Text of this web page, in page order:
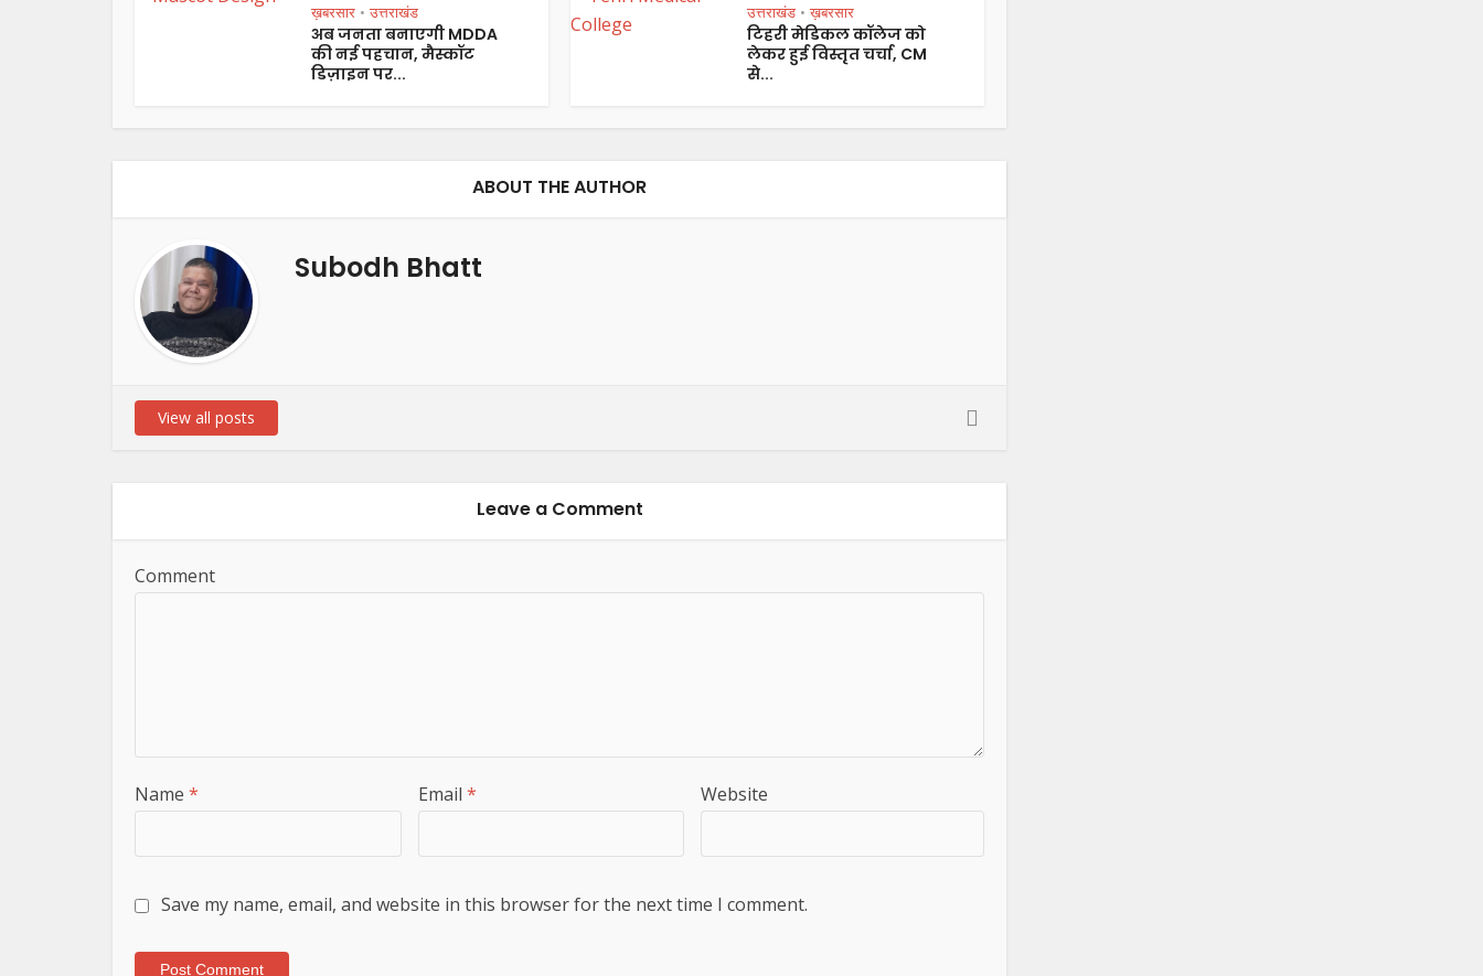
ख़बरसार • उत्तराखंड
अब जनता बनाएगी MDDA
की नई पहचान, मैस्कॉट
डिज़ाइन पर...
उत्तराखंड • ख़बरसार
टिहरी मेडिकल कॉलेज को
लेकर हुई विस्तृत चर्चा, CM
से...
ABOUT THE AUTHOR
Subodh Bhatt
View all posts
Leave a Comment
Comment
Name * Email * Website
Save my name, email, and website in this browser for the next time I comment.